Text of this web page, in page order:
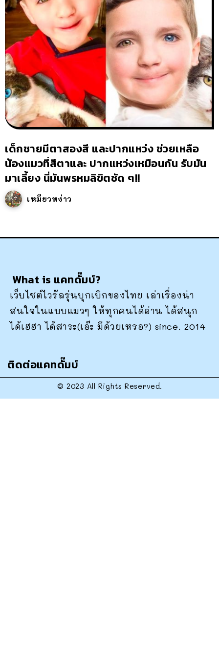
เด็กชายมีตาสองสี และปากแหว่ง ช่วยเหลือ
น้องแมวที่สีตาและ ปากแหว่งเหมือนกัน รับมัน
มาเลี้ยง นี่มันพรหมลิขิตชัด ๆ!!
เหมียวหง่าว
What is แคทดั๊มบ์?
เว็บไซต์ไวรัลรุ่นบุกเบิกของไทย เล่าเรื่องน่า
สนใจในแบบแมวๆ ให้ทุกคนได้อ่าน ได้สนุก
ได้เฮฮา ได้สาระ(เอ๊ะ มีด้วยเหรอ?) since. 2014
ติดต่อแคทดั๊มบ์
© 2023 All Rights Reserved.